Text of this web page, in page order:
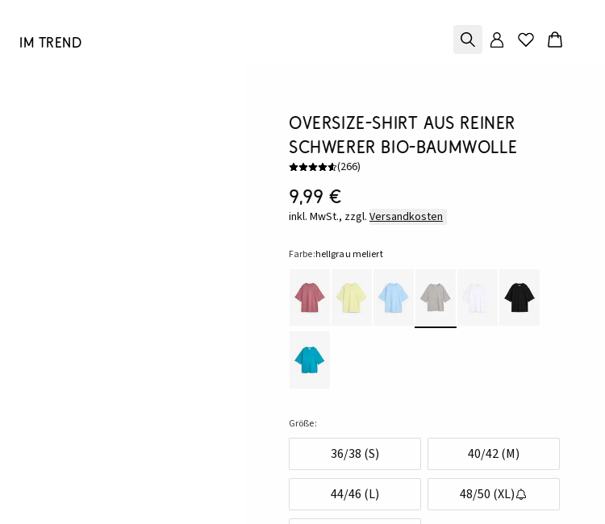
Im Trend
Oversize-Shirt aus reiner
schwerer Bio-Baumwolle
(266)
9,99 €
inkl. MwSt., zzgl. Versandkosten
Farbe:hellgrau meliert
Größe:
36/38 (S) 40/42 (M)
44/46 (L) 48/50 (XL)